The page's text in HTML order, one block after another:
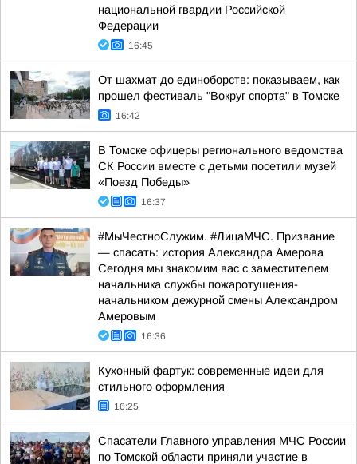
национальной гвардии Российской
Федерации
16:45
От шахмат до единоборств: показываем, как
прошел фестиваль "Вокруг спорта" в Томске
16:42
В Томске офицеры регионального ведомства
СК России вместе с детьми посетили музей
«Поезд Победы»
16:37
#МыЧестноСлужим. #ЛицаМЧС. Призвание
— спасать: история Александра Амерова
Сегодня мы знакомим вас с заместителем
начальника службы пожаротушения-
начальником дежурной смены Александром
Амеровым
16:36
Кухонный фартук: современные идеи для
стильного оформления
16:25
Спасатели Главного управления МЧС России
по Томской области приняли участие в